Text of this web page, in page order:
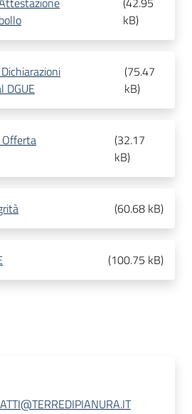
kB)
DGUE
(75.47
kB)
(32.17
kB)
(60.68 kB)
(100.75 kB)